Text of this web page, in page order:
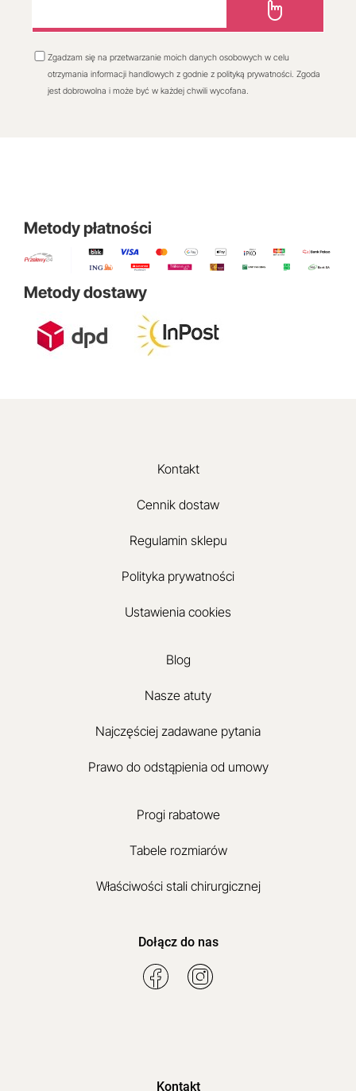
Zgadzam się na przetwarzanie moich danych osobowych w celu
otrzymania informacji handlowych z godnie z polityką prywatności. Zgoda
jest dobrowolna i może być w każdej chwili wycofana.
Metody płatności
Metody dostawy
Kontakt
Cennik dostaw
Regulamin sklepu
Polityka prywatności
Ustawienia cookies
Blog
Nasze atuty
Najczęściej zadawane pytania
Prawo do odstąpienia od umowy
Progi rabatowe
Tabele rozmiarów
Właściwości stali chirurgicznej
Dołącz do nas
Kontakt